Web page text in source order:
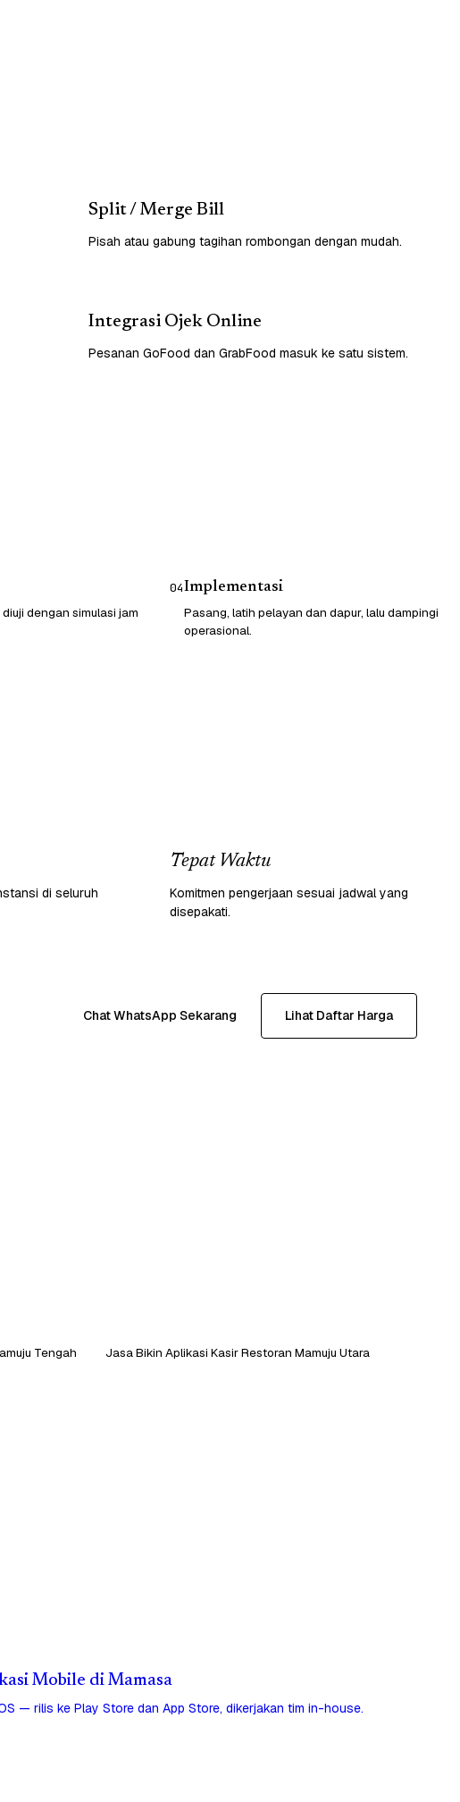
Split / Merge Bill
Pisah atau gabung tagihan rombongan dengan mudah.
Integrasi Ojek Online
Pesanan GoFood dan GrabFood masuk ke satu sistem.
dengan simulasi jam
04Implementasi
Pasang, latih pelayan dan dapur, lalu dampingi
operasional.
di seluruh
Tepat Waktu
Komitmen pengerjaan sesuai jadwal yang
disepakati.
Chat WhatsApp Sekarang Lihat Daftar Harga
Tengah
Jasa Bikin Aplikasi Kasir Restoran Mamuju Utara
Mobile di Mamasa
— rilis ke Play Store dan App Store, dikerjakan tim in-house.